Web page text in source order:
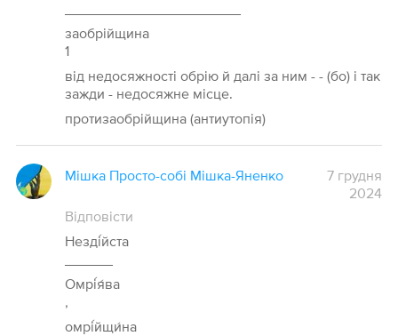
заобрійщина
1
від недосяжності обрію й далі за ним - - (бо) і так
зажди - недосяжне місце.
протизаобрійщина (антиутопія)
Мішка Просто-собі Мішка-Яненко
7 грудня
2024
Відповісти
Незді́йста
Омрі́я́ва
,
омрі́йщи́на